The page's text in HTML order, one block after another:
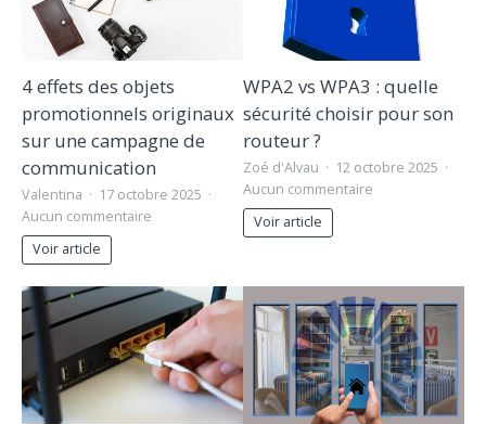
4 effets des objets
promotionnels originaux
sur une campagne de
communication
Valentina
17 octobre 2025
Aucun commentaire
Voir article
WPA2 vs WPA3 : quelle
sécurité choisir pour son
routeur ?
Zoé d'Alvau
12 octobre 2025
Aucun commentaire
Voir article